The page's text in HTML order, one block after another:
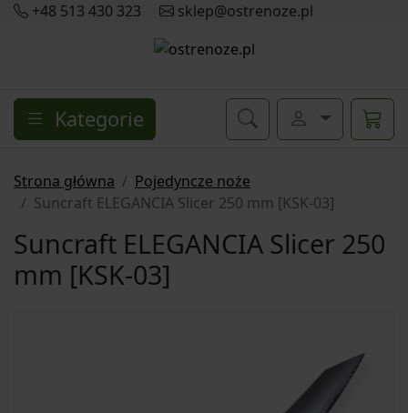
+48 513 430 323 sklep@ostrenoze.pl
Kategorie
Strona główna
Pojedyncze noże
Suncraft ELEGANCIA Slicer 250 mm [KSK-03]
Suncraft ELEGANCIA Slicer 250
mm [KSK-03]